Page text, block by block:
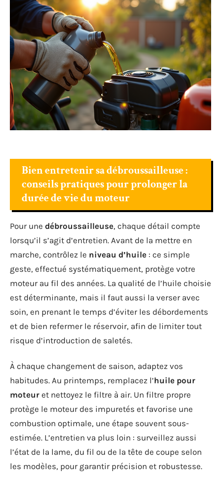
Bien entretenir sa débroussailleuse :
conseils pratiques pour prolonger la
durée de vie du moteur
Pour une débroussailleuse, chaque détail compte
lorsqu’il s’agit d’entretien. Avant de la mettre en
marche, contrôlez le niveau d’huile : ce simple
geste, effectué systématiquement, protège votre
moteur au fil des années. La qualité de l’huile choisie
est déterminante, mais il faut aussi la verser avec
soin, en prenant le temps d’éviter les débordements
et de bien refermer le réservoir, afin de limiter tout
risque d’introduction de saletés.
À chaque changement de saison, adaptez vos
habitudes. Au printemps, remplacez l’huile pour
moteur et nettoyez le filtre à air. Un filtre propre
protège le moteur des impuretés et favorise une
combustion optimale, une étape souvent sous-
estimée. L’entretien va plus loin : surveillez aussi
l’état de la lame, du fil ou de la tête de coupe selon
les modèles, pour garantir précision et robustesse.